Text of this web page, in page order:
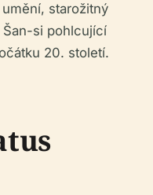
starožitný
Šan-si pohlcující
20. století.